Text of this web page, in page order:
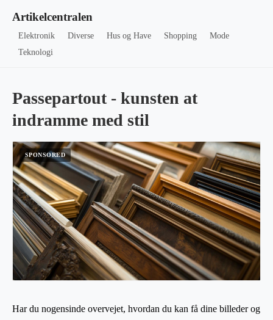
Artikelcentralen
Elektronik Diverse Hus og Have Shopping
Mode
Teknologi
Passepartout - kunsten at
indramme med stil
Har du nogensinde overvejet, hvordan du kan få dine billeder og